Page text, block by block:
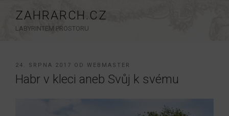
obsahu
ZAHRARCH.CZ
LABYRINTEM PROSTORU
PUBLIKOVÁNO
24. SRPNA 2017 OD WEBMASTER
Habr v kleci aneb Svůj k svému